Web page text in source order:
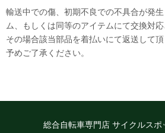
輸送中での傷、初期不良での不具合が発
ム、もしくは同等のアイテムにて交換対応
その場合該当部品を着払いにて返送して
予めご了承ください。
総合自転車専門店 サイクルスポ
なにかお困りのことはございま
お問い合わせ